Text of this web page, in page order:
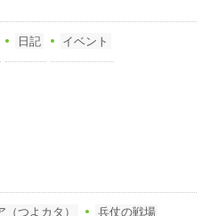
日記 イベント
つよカタ） 兵仗の戦場